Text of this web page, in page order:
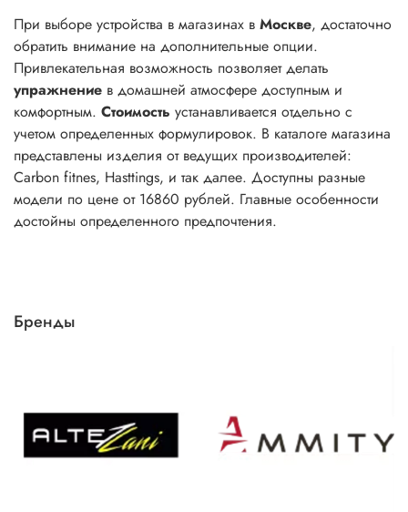
При выборе устройства в магазинах в Москве, достаточно
обратить внимание на дополнительные опции.
Привлекательная возможность позволяет делать
упражнение в домашней атмосфере доступным и
комфортным. Стоимость устанавливается отдельно с
учетом определенных формулировок. В каталоге магазина
представлены изделия от ведущих производителей:
Carbon fitnes, Hasttings, и так далее. Доступны разные
модели по цене от 16860 рублей. Главные особенности
достойны определенного предпочтения.
Бренды